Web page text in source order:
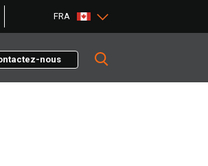
FRA
nous